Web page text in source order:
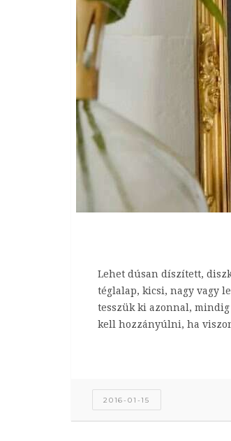
Lehet dúsan díszített,
téglalap, kicsi, nagy vagy
tesszük ki azonnal, mindig
kell hozzányúlni, ha
2016-01-15